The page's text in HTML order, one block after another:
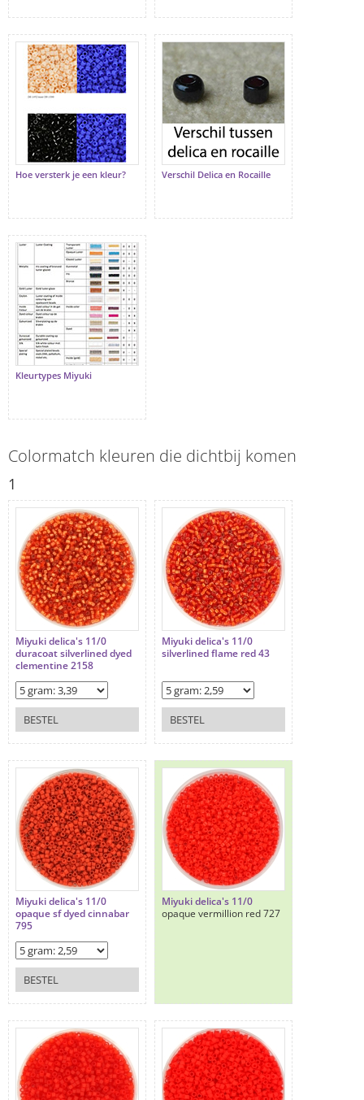
Hoe versterk je een kleur? Verschil Delica en Rocaille
Kleurtypes Miyuki
Colormatch kleuren die dichtbij komen
1
Miyuki delica's 11/0
duracoat silverlined dyed
clementine 2158
BESTEL
Miyuki delica's 11/0
silverlined flame red 43
BESTEL
Miyuki delica's 11/0
opaque sf dyed cinnabar
795
BESTEL
Miyuki delica's 11/0
opaque vermillion red 727